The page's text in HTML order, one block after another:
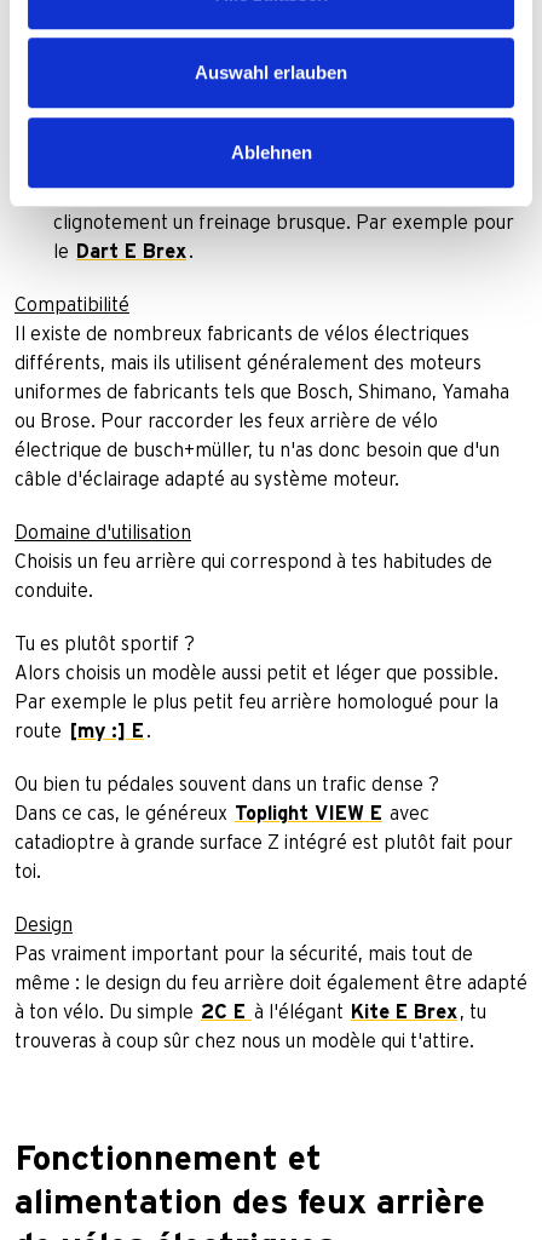
Auswahl erlauben
Ablehnen
qui les sépare de toi.
Feu de stop :
extra-brillante lorsque tu freines et, grâce à la fonction
intégrée de feu de stop d'urgence, te signale par un
clignotement un freinage brusque. Par exemple pour
le
Dart E Brex.
Compatibilité
Il existe de nombreux fabricants de vélos électriques
différents, mais ils utilisent généralement des moteurs
uniformes de fabricants tels que Bosch, Shimano, Yamaha
ou Brose. Pour raccorder les feux arrière de vélo
électrique de busch+müller, tu n'as donc besoin que d'un
câble d'éclairage adapté au système moteur.
Domaine d'utilisation
Choisis un feu arrière qui correspond à tes habitudes de
conduite.
Tu es plutôt sportif ?
Alors choisis un modèle aussi petit et léger que possible.
Par exemple le plus petit feu arrière homologué pour la
route
[my :] E .
Ou bien tu pédales souvent dans un trafic dense ?
Dans ce cas, le généreux Toplight VIEW E avec
catadioptre à grande surface Z intégré est plutôt fait pour
toi.
Design
Pas vraiment important pour la sécurité, mais tout de
même : le design du feu arrière doit également être adapté
à ton vélo. Du simple 2C E à l'élégant Kite E Brex, tu
trouveras à coup sûr chez nous un modèle qui t'attire.
Fonctionnement et
alimentation des feux arrière